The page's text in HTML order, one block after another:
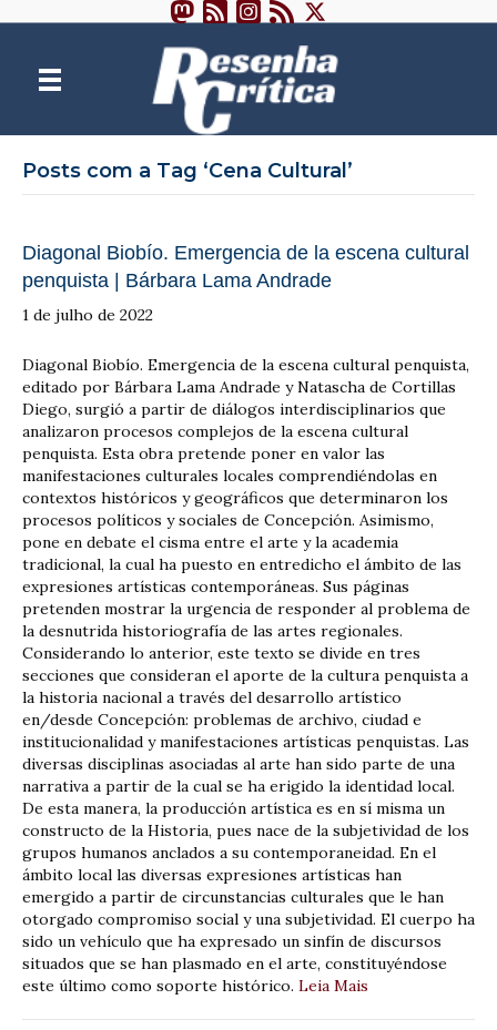
Posts com a Tag ‘Cena Cultural’
Diagonal Biobío. Emergencia de la escena cultural
penquista | Bárbara Lama Andrade
1 de julho de 2022
Diagonal Biobío. Emergencia de la escena cultural penquista,
editado por Bárbara Lama Andrade y Natascha de Cortillas
Diego, surgió a partir de diálogos interdisciplinarios que
analizaron procesos complejos de la escena cultural
penquista. Esta obra pretende poner en valor las
manifestaciones culturales locales comprendiéndolas en
contextos históricos y geográficos que determinaron los
procesos políticos y sociales de Concepción. Asimismo,
pone en debate el cisma entre el arte y la academia
tradicional, la cual ha puesto en entredicho el ámbito de las
expresiones artísticas contemporáneas. Sus páginas
pretenden mostrar la urgencia de responder al problema de
la desnutrida historiografía de las artes regionales.
Considerando lo anterior, este texto se divide en tres
secciones que consideran el aporte de la cultura penquista a
la historia nacional a través del desarrollo artístico
en/desde Concepción: problemas de archivo, ciudad e
institucionalidad y manifestaciones artísticas penquistas. Las
diversas disciplinas asociadas al arte han sido parte de una
narrativa a partir de la cual se ha erigido la identidad local.
De esta manera, la producción artística es en sí misma un
constructo de la Historia, pues nace de la subjetividad de los
grupos humanos anclados a su contemporaneidad. En el
ámbito local las diversas expresiones artísticas han
emergido a partir de circunstancias culturales que le han
otorgado compromiso social y una subjetividad. El cuerpo ha
sido un vehículo que ha expresado un sinfín de discursos
situados que se han plasmado en el arte, constituyéndose
este último como soporte histórico. Leia Mais